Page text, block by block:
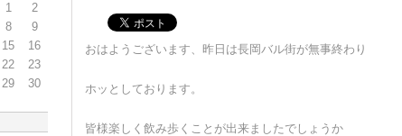
おはようございます、昨日は長岡バル街が無事終わり
ホッとしております。
皆様楽しく飲み歩くことが出来ましたでしょうか
1
2
8
9
15
16
22
23
29
30